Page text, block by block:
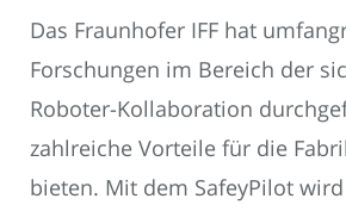
Das Fraunhofer IFF hat
Forschungen im Bereich der
Roboter-Kollaboration
zahlreiche Vorteile für die
bieten. Mit dem SafeyPilot